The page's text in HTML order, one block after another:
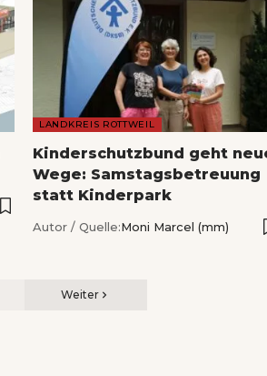
LANDKREIS ROTTWEIL
Kinderschutzbund geht
Wege: Samstagsbetreuung
statt Kinderpark
Autor / Quelle:Moni Marcel (mm)
Weiter